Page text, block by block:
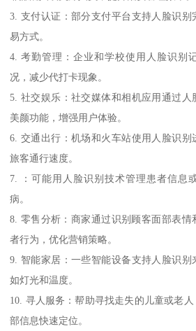
3. 支付认证：部分支付平台支持人脸识别
易方式。
4. 考勤管理：企业和学校使用人脸识别
况，减少代打卡现象。
5. 社交娱乐：社交媒体和相机应用通过人
美颜功能，增强用户体验。
6. 交通出行：机场和火车站使用人脸识
旅客通行速度。
7. ：可能用人脸识别技术管理患者信息
病。
8. 零售分析：商家通过识别顾客面部表情
者行为，优化营销策略。
9. 智能家居：一些智能设备支持人脸识别
如灯光和温度。
10. 寻人服务：帮助寻找走失的儿童或老
部信息快速定位。